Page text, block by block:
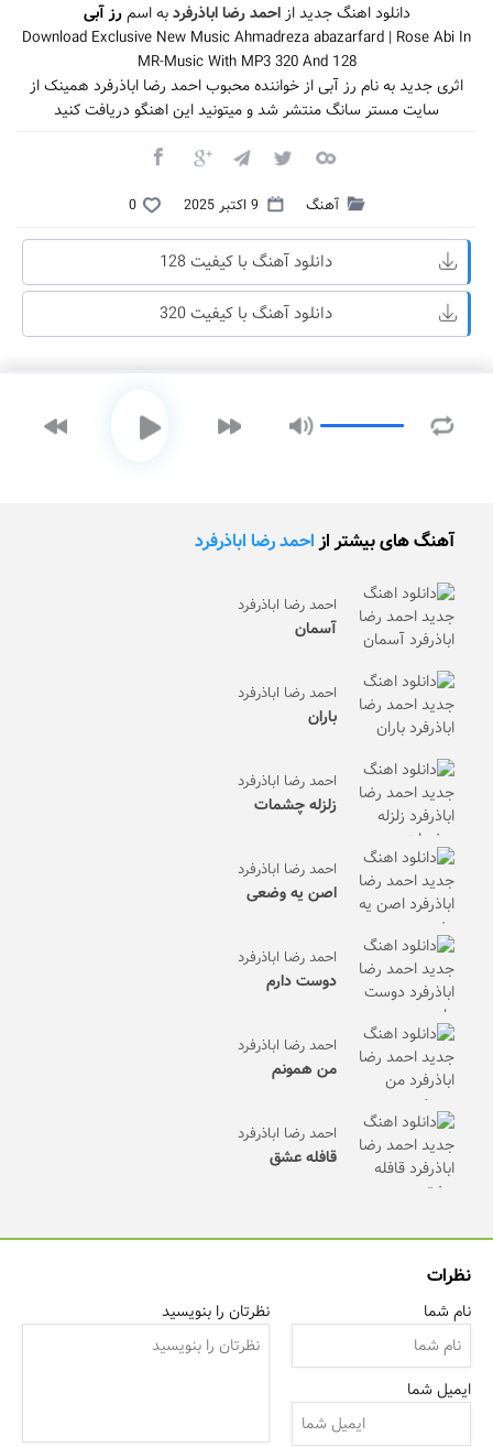
دانلود اهنگ جدید ازاحمد رضا اباذرفردبه اسمرز آبی
Download Exclusive New Music Ahmadreza abazarfard | Rose Abi In
MR-Music With MP3 320 And 128
اثری جدید به نام رز آبی از خواننده محبوب احمد رضا اباذرفرد همینک از
سایت مستر سانگ منتشر شد و میتونید این اهنگو دریافت کنید
آهنگ 9 اکتبر 2025 0
دانلود آهنگ با کیفیت 128
دانلود آهنگ با کیفیت 320
آهنگ های بیشتر ازاحمد رضا اباذرفرد
احمد رضا اباذرفرد
آسمان
احمد رضا اباذرفرد
باران
احمد رضا اباذرفرد
زلزله چشمات
احمد رضا اباذرفرد
اصن یه وضعی
احمد رضا اباذرفرد
دوست دارم
احمد رضا اباذرفرد
من همونم
احمد رضا اباذرفرد
قافله عشق
نظرات
نام شما
ایمیل شما
نظرتان را بنویسید